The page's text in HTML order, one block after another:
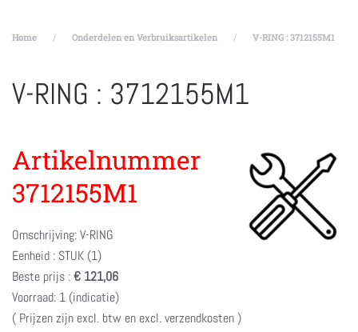
Home Onderdelen en Verbruiksartikelen V-RING : 3712155M1
V-RING : 3712155M1
Artikelnummer
3712155M1
Omschrijving: V-RING
Eenheid : STUK (1)
Beste prijs :€ 121,06
Voorraad: 1 (indicatie)
( Prijzen zijn excl. btw en excl. verzendkosten )